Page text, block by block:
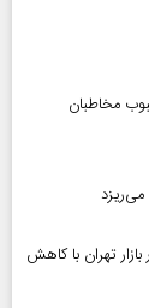
مخاطبان
قیمت طلا در بازار تهران با کاهش